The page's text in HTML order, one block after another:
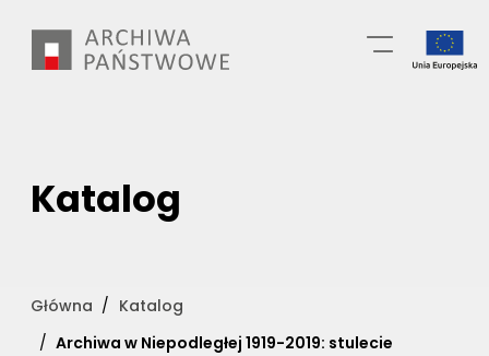
treści
Katalog
Główna
Katalog
Archiwa w Niepodległej 1919-2019: stulecie